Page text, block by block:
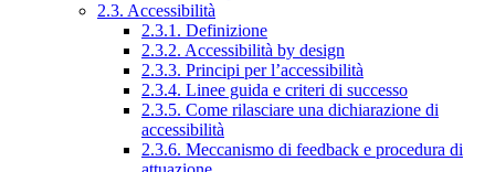
2.3. Accessibilità
2.3.1. Definizione
2.3.2. Accessibilità by design
2.3.3. Principi per l’accessibilità
2.3.4. Linee guida e criteri di successo
2.3.5. Come rilasciare una dichiarazione di
accessibilità
2.3.6. Meccanismo di feedback e procedura di